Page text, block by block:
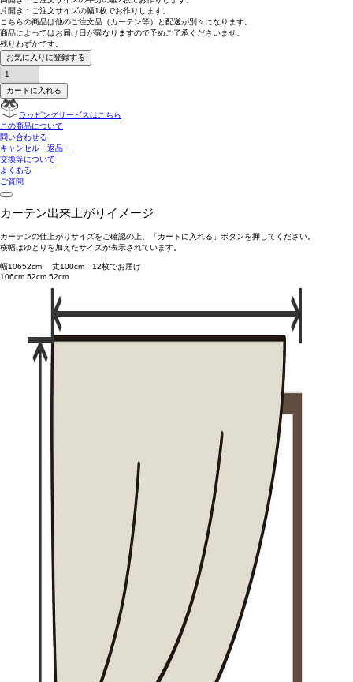
片開き： ご注文サイズの幅1枚でお作りします。
こちらの商品は他のご注文品（カーテン等）と配送が別々 になります。
商品によってはお届け日が異なりますので予めご了承くださいませ。
残りわずかです。
お気に入りに登録する
カートに入れる
ラッピングサービスはこちら
この商品について
問い合わせる
キャンセル・返品・
交換等について
よくある
ご質問
カーテン出来上がりイメージ
カーテンの仕上がりサイズをご確認の上、「カートに入れる」ボタンを押してください。
横幅はゆとりを加えたサイズが表示されています。
幅10652cm 丈100cm 12枚でお届け
106cm 52cm 52cm